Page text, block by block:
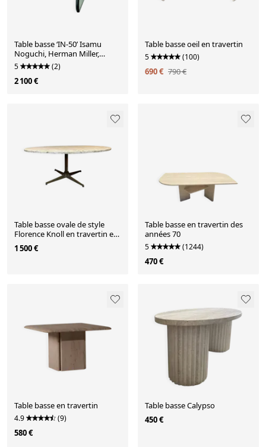
Table basse ‘IN-50’ Isamu
Noguchi, Herman Miller,
années 80
5 (2)
2 100 €
Table basse oeil en travertin
5 (100)
690 € 790 €
Table basse ovale de style
Florence Knoll en travertin et
métal doré
1 500 €
Table basse en travertin des
années 70
5 (1244)
470 €
Table basse en travertin
4.9 (9)
580 €
Table basse Calypso
450 €